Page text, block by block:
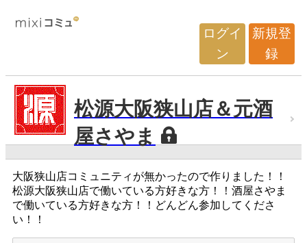
ログイ
ン
新規登
録
松源大阪狭山店＆元酒
屋さやま
大阪狭山店コミュニティが無かったので作りました！！
松源大阪狭山店で働いている方好きな方！！酒屋さやま
で働いている方好きな方！！どんどん参加してくださ
い！！